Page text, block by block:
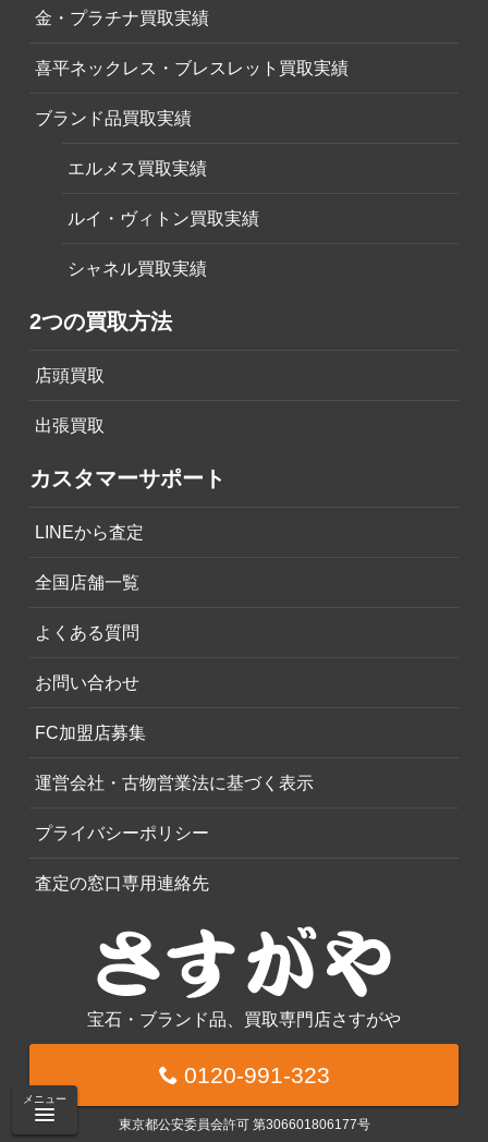
メニュー
金・プラチナ買取実績
喜平ネックレス・ブレスレット買取実績
ブランド品買取実績
エルメス買取実績
ルイ・ヴィトン買取実績
シャネル買取実績
2つの買取方法
店頭買取
出張買取
カスタマーサポート
LINEから査定
全国店舗一覧
よくある質問
お問い合わせ
FC加盟店募集
運営会社・古物営業法に基づく表示
プライバシーポリシー
査定の窓口専用連絡先
宝石・ブランド品、買取専門店さすがや
0120-991-323
東京都公安委員会許可 第306601806177号